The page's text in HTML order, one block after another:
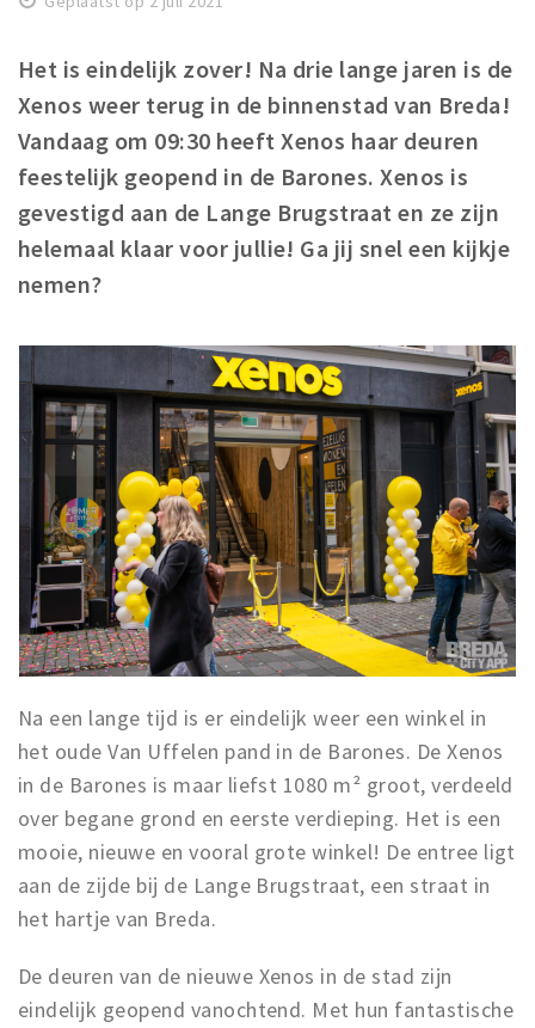
Parkeren
Bezienswaardigheden
Musea, theaters & podia
Uitjes & activiteiten
Toeristische routes
Natuurgebieden
Privacy
Inloggen
Het is eindelijk zover! Na drie lange jaren is de
Xenos weer terug in de binnenstad van Breda!
Vandaag om 09:30 heeft Xenos haar deuren
feestelijk geopend in de Barones. Xenos is
gevestigd aan de Lange Brugstraat en ze zijn
helemaal klaar voor jullie! Ga jij snel een kijkje
nemen?
Na een lange tijd is er eindelijk weer een winkel in
het oude Van Uffelen pand in de Barones. De Xenos
in de Barones is maar liefst 1080 m² groot, verdeeld
over begane grond en eerste verdieping. Het is een
mooie, nieuwe en vooral grote winkel! De entree ligt
aan de zijde bij de Lange Brugstraat, een straat in
het hartje van Breda.
De deuren van de nieuwe Xenos in de stad zijn
eindelijk geopend vanochtend. Met hun fantastische